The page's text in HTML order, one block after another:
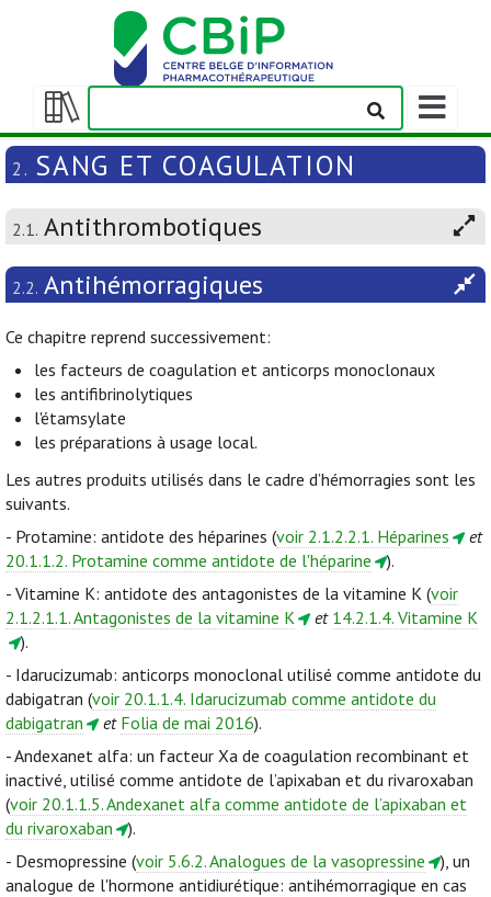
Afficher/masquer
la
table
matières
Afficher/
la
barre
navigation
2. SANG ET COAGULATION
2.1. Antithrombotiques
2.2. Antihémorragiques
Ce chapitre reprend successivement:
les facteurs de coagulation et anticorps monoclonaux
les antifibrinolytiques
l'étamsylate
les préparations à usage local.
Les autres produits utilisés dans le cadre d’hémorragies sont les
suivants.
- Protamine: antidote des héparines (voir 2.1.2.2.1. Héparines
et
20.1.1.2. Protamine comme antidote de l'héparine
).
- Vitamine K: antidote des antagonistes de la vitamine K (voir
2.1.2.1.1. Antagonistes de la vitamine K
et 14.2.1.4. Vitamine K
).
- Idarucizumab: anticorps monoclonal utilisé comme antidote du
dabigatran (voir 20.1.1.4. Idarucizumab comme antidote du
dabigatran
et Folia de mai 2016).
- Andexanet alfa: un facteur Xa de coagulation recombinant et
inactivé, utilisé comme antidote de l’apixaban et du rivaroxaban
(voir 20.1.1.5. Andexanet alfa comme antidote de l’apixaban et
du rivaroxaban
).
- Desmopressine (voir 5.6.2. Analogues de la vasopressine
), un
analogue de l'hormone antidiurétique: antihémorragique en cas